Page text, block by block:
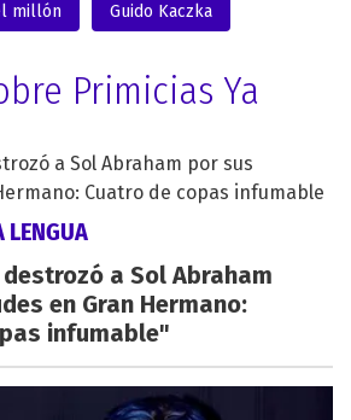
millón Guido Kaczka
Primicias Ya
LENGUA
a Sol Abraham
en Gran Hermano:
infumable"